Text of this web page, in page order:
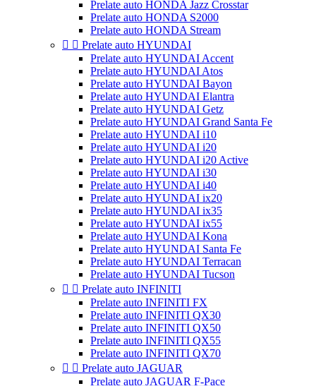
Prelate auto HONDA Jazz Crosstar
Prelate auto HONDA S2000
Prelate auto HONDA Stream
  Prelate auto HYUNDAI
Prelate auto HYUNDAI Accent
Prelate auto HYUNDAI Atos
Prelate auto HYUNDAI Bayon
Prelate auto HYUNDAI Elantra
Prelate auto HYUNDAI Getz
Prelate auto HYUNDAI Grand Santa Fe
Prelate auto HYUNDAI i10
Prelate auto HYUNDAI i20
Prelate auto HYUNDAI i20 Active
Prelate auto HYUNDAI i30
Prelate auto HYUNDAI i40
Prelate auto HYUNDAI ix20
Prelate auto HYUNDAI ix35
Prelate auto HYUNDAI ix55
Prelate auto HYUNDAI Kona
Prelate auto HYUNDAI Santa Fe
Prelate auto HYUNDAI Terracan
Prelate auto HYUNDAI Tucson
  Prelate auto INFINITI
Prelate auto INFINITI FX
Prelate auto INFINITI QX30
Prelate auto INFINITI QX50
Prelate auto INFINITI QX55
Prelate auto INFINITI QX70
  Prelate auto JAGUAR
Prelate auto JAGUAR F-Pace